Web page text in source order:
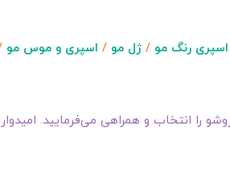
رنگ مو / ژل مو / اسپری و موس مو
را انتخاب و همراهی می‌فرمایید.